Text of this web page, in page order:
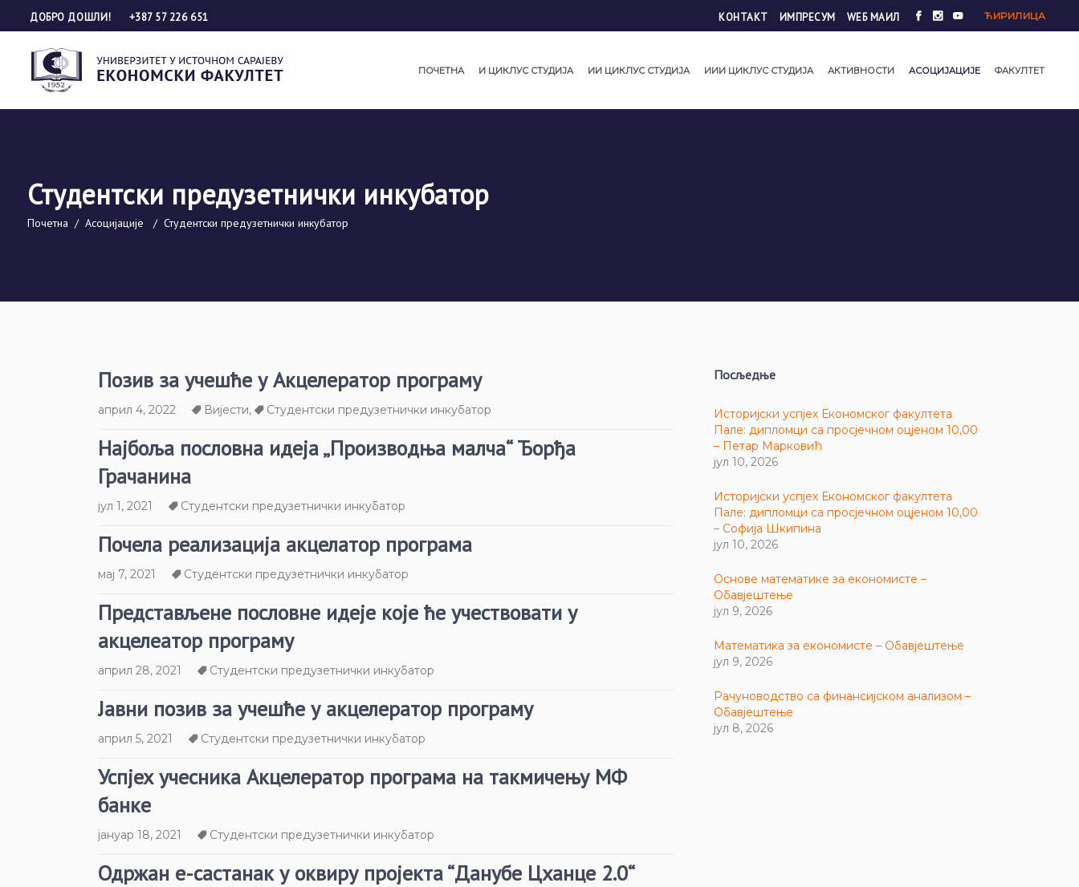
ДОБРО ДОШЛИ! +387 57 226 651 КОНТАКТ ИМПРЕСУМ WЕБ МАИЛ ЋИРИЛИЦА
ПОЧЕТНА И ЦИКЛУС СТУДИЈА ИИ ЦИКЛУС СТУДИЈА ИИИ ЦИКЛУС СТУДИЈА АКТИВНОСТИ АСОЦИЈАЦИЈЕ ФАКУЛТЕТ
Студентски предузетнички инкубатор
Почетна / Асоцијације / Студентски предузетнички инкубатор
Позив за учешће у Акцелератор програму
април 4, 2022 Вијести, Студентски предузетнички инкубатор
Најбоља пословна идеја „Производња малча“ Ђорђа
Грачанина
јул 1, 2021 Студентски предузетнички инкубатор
Почела реализација акцелатор програма
мај 7, 2021 Студентски предузетнички инкубатор
Представљене пословне идеје које ће учествовати у
акцелеатор програму
април 28, 2021 Студентски предузетнички инкубатор
Јавни позив за учешће у акцелератор програму
април 5, 2021 Студентски предузетнички инкубатор
Успјех учесника Акцелератор програма на такмичењу МФ
банке
јануар 18, 2021 Студентски предузетнички инкубатор
Одржан е-састанак у оквиру пројекта “Данубе Цханце 2.0“
Посљедње
Историјски успјех Економског факултета
Пале: дипломци са просјечном оцјеном 10,00
– Петар Марковић
јул 10, 2026
Историјски успјех Економског факултета
Пале: дипломци са просјечном оцјеном 10,00
– Софија Шкипина
јул 10, 2026
Основе математике за економисте –
Обавјештење
јул 9, 2026
Математика за економисте – Обавјештење
јул 9, 2026
Рачуноводство са финансијском анализом –
Обавјештење
јул 8, 2026